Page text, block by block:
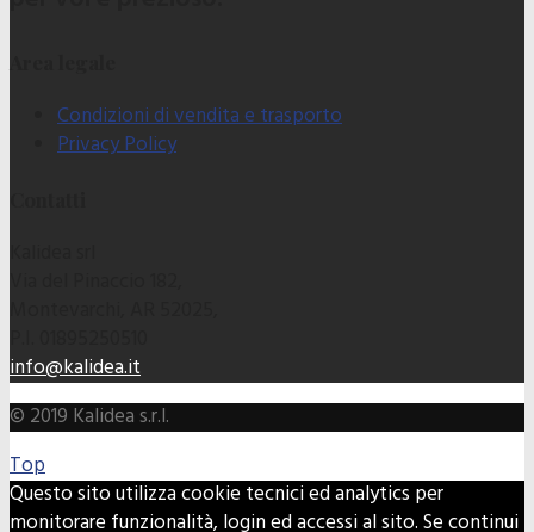
Condizioni di vendita e trasporto
Privacy Policy
info@kalidea.it
© 2019 Kalidea s.r.l.
Top
Questo sito utilizza cookie tecnici ed analytics per
monitorare funzionalità, login ed accessi al sito. Se continui